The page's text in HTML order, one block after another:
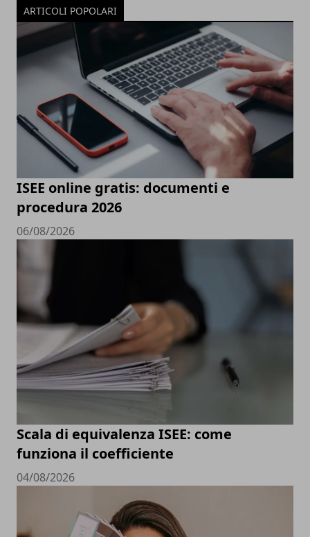
ARTICOLI POPOLARI
ISEE online gratis: documenti e
procedura 2026
06/08/2026
Scala di equivalenza ISEE: come
funziona il coefficiente
04/08/2026